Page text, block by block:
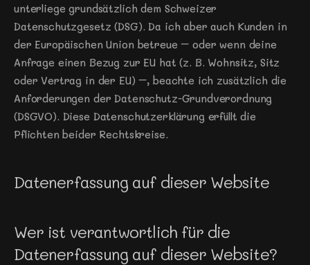
unterliege grundsätzlich dem Schweizer
Datenschutzgesetz (DSG). Da ich aber auch Kunden in
der Europäischen Union betreue – oder wenn deine
Anfrage einen Bezug zur EU hat (z. B. Wohnsitz, Sitz
oder Vertrag in der EU) –, beachte ich zusätzlich die
Anforderungen der Datenschutz-Grundverordnung
(DSGVO). Diese Datenschutzerklärung erfüllt die
Pflichten beider Rechtskreise.
Datenerfassung auf dieser Website
Wer ist verantwortlich für die
Datenerfassung auf dieser Website?